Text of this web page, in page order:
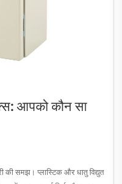
आपको कौन सा
की समझ। प्लास्टिक और धातु विद्युत